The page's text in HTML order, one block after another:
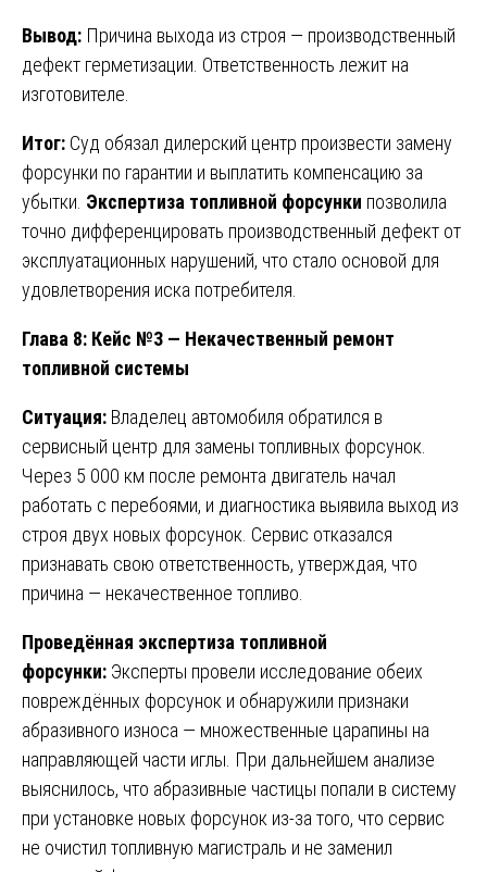
Вывод: Причина выхода из строя — производственный
дефект герметизации. Ответственность лежит на
изготовителе.
Итог: Суд обязал дилерский центр произвести замену
форсунки по гарантии и выплатить компенсацию за
убытки. Экспертиза топливной форсунки позволила
точно дифференцировать производственный дефект от
эксплуатационных нарушений, что стало основой для
удовлетворения иска потребителя.
Глава 8: Кейс №3 — Некачественный ремонт
топливной системы
Ситуация: Владелец автомобиля обратился в
сервисный центр для замены топливных форсунок.
Через 5 000 км после ремонта двигатель начал
работать с перебоями, и диагностика выявила выход из
строя двух новых форсунок. Сервис отказался
признавать свою ответственность, утверждая, что
причина — некачественное топливо.
Проведённая экспертиза топливной
форсунки: Эксперты провели исследование обеих
повреждённых форсунок и обнаружили признаки
абразивного износа — множественные царапины на
направляющей части иглы. При дальнейшем анализе
выяснилось, что абразивные частицы попали в систему
при установке новых форсунок из-за того, что сервис
не очистил топливную магистраль и не заменил